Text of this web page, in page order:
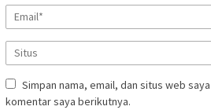
Simpan nama, email, dan situs web
komentar saya berikutnya.